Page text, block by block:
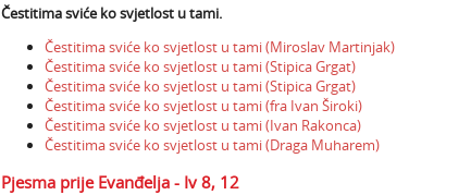
Čestitima sviće ko svjetlost u tami.
Čestitima sviće ko svjetlost u tami (Miroslav Martinjak)
Čestitima sviće ko svjetlost u tami (Stipica Grgat)
Čestitima sviće ko svjetlost u tami (Stipica Grgat)
Čestitima sviće ko svjetlost u tami (fra Ivan Široki)
Čestitima sviće ko svjetlost u tami (Ivan Rakonca)
Čestitima sviće ko svjetlost u tami (Draga Muharem)
Pjesma prije Evanđelja - Iv 8, 12